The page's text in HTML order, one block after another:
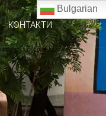
КОНТАКТИ
Bulgarian